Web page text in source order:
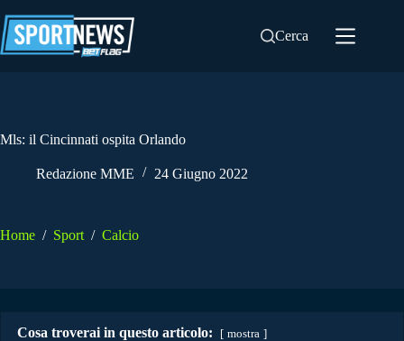
al
contenuto
Cerca
Mls: il Cincinnati ospita Orlando
Redazione MME 24 Giugno 2022
Home / Sport / Calcio
Cosa troverai in questo articolo: mostra